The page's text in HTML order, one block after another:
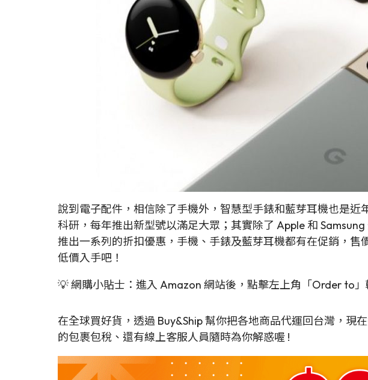
說到電子配件，相信除了手機外，智慧型手錶和藍芽耳機也是
科研，每年推出新型號以滿足大眾；其實除了 Apple 和
推出一系列的折扣優惠，手機、手錶及藍芽耳機都有在促銷，
低價入手吧！
💡 網購小貼士：進入 Amazon 網站後，點擊左上角「Order to」
在全球買好貨，透過 Buy&Ship 幫你把各地商品代運回台灣，現
的包裹包稅、還有線上客服人員隨時為你解惑喔 !